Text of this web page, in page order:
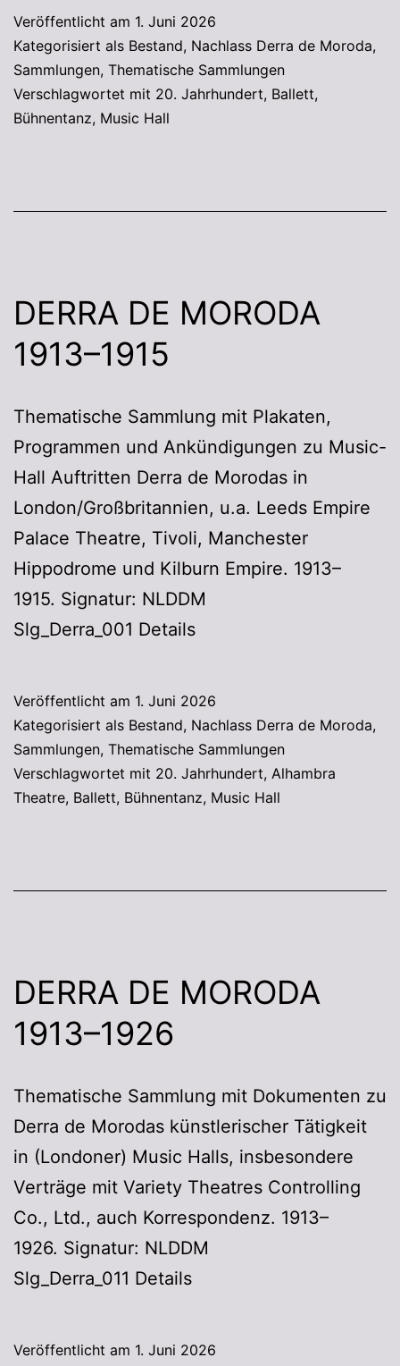
Veröffentlicht am 1. Juni 2026
Kategorisiert als Bestand, Nachlass Derra de Moroda,
Sammlungen, Thematische Sammlungen
Verschlagwortet mit 20. Jahrhundert, Ballett,
Bühnentanz, Music Hall
DERRA DE MORODA
1913–1915
Thematische Sammlung mit Plakaten,
Programmen und Ankündigungen zu Music-
Hall Auftritten Derra de Morodas in
London/Großbritannien, u.a. Leeds Empire
Palace Theatre, Tivoli, Manchester
Hippodrome und Kilburn Empire. 1913–
1915. Signatur: NLDDM
Slg_Derra_001 Details
Veröffentlicht am 1. Juni 2026
Kategorisiert als Bestand, Nachlass Derra de Moroda,
Sammlungen, Thematische Sammlungen
Verschlagwortet mit 20. Jahrhundert, Alhambra
Theatre, Ballett, Bühnentanz, Music Hall
DERRA DE MORODA
1913–1926
Thematische Sammlung mit Dokumenten zu
Derra de Morodas künstlerischer Tätigkeit
in (Londoner) Music Halls, insbesondere
Verträge mit Variety Theatres Controlling
Co., Ltd., auch Korrespondenz. 1913–
1926. Signatur: NLDDM
Slg_Derra_011 Details
Veröffentlicht am 1. Juni 2026